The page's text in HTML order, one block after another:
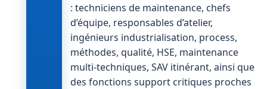
: techniciens de maintenance, chefs
d’équipe, responsables d’atelier,
ingénieurs industrialisation, process,
méthodes, qualité, HSE, maintenance
multi-techniques, SAV itinérant, ainsi que
des fonctions support critiques proches